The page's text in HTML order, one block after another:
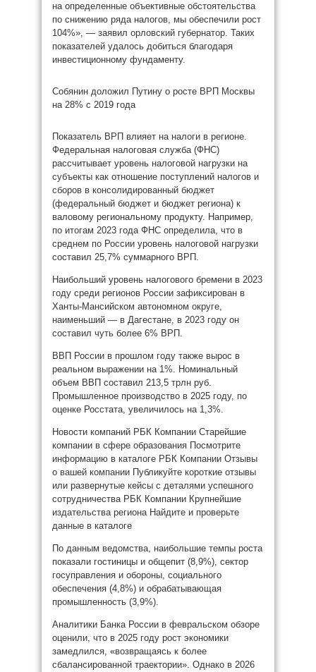
на определенные объективные обстоятельства
по снижению ряда налогов, мы обеспечили рост
104%», — заявил орловский губернатор. Таких
показателей удалось добиться благодаря
инвестиционному фундаменту.
Собянин доложил Путину о росте ВРП Москвы
на 28% с 2019 года
Показатель ВРП влияет на налоги в регионе.
Федеральная налоговая служба (ФНС)
рассчитывает уровень налоговой нагрузки на
субъекты как отношение поступлений налогов и
сборов в консолидированный бюджет
(федеральный бюджет и бюджет региона) к
валовому региональному продукту. Например,
по итогам 2023 года ФНС определила, что в
среднем по России уровень налоговой нагрузки
составил 25,7% суммарного ВРП.
Наибольший уровень налогового бремени в 2023
году среди регионов России зафиксирован в
Ханты-Мансийском автономном округе,
наименьший — в Дагестане, в 2023 году он
составил чуть более 6% ВРП.
ВВП России в прошлом году также вырос в
реальном выражении на 1%. Номинальный
объем ВВП составил 213,5 трлн руб.
Промышленное производство в 2025 году, по
оценке Росстата, увеличилось на 1,3%.
Новости компаний РБК Компании Старейшие
компании в сфере образования Посмотрите
информацию в каталоге РБК Компании Отзывы
о вашей компании Публикуйте короткие отзывы
или развернутые кейсы с деталями успешного
сотрудничестваРБК Компании Крупнейшие
издательства региона Найдите и проверьте
данные в каталоге
По данным ведомства, наибольшие темпы роста
показали гостиницы и общепит (8,9%), сектор
госуправления и обороны, социального
обеспечения (4,8%) и обрабатывающая
промышленность (3,9%).
Аналитики Банка России в февральском обзоре
оценили, что в 2025 году рост экономики
замедлился, «возвращаясь к более
сбалансированной траектории». Однако в 2026